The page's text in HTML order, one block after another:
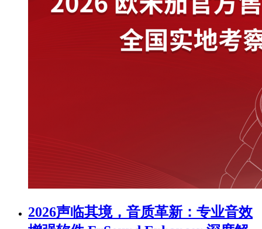
2026声临其境，音质革新：专业音效